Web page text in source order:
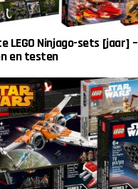
LEGO Ninjago-sets [jaar] –
en testen